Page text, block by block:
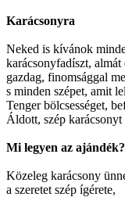
Karácsonyra
Neked is kívánok
karácsonyfadíszt, almát
gazdag, finomsággal
s minden szépet, amit
Tenger bölcsességet,
Áldott, szép
Mi legyen az ajándék?
Közeleg karácsony
a szeretet szép ígérete,